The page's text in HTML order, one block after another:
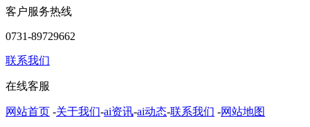
客户服务热线
0731-89729662
联系我们
在线客服
网站首页 -关于我们-ai资讯-ai动态-联系我们 -网站地图